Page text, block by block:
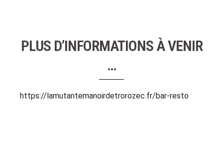
PLUS D’INFORMATIONS À VENIR
…
https://lamutantemanoirdetrorozec.fr/bar-resto